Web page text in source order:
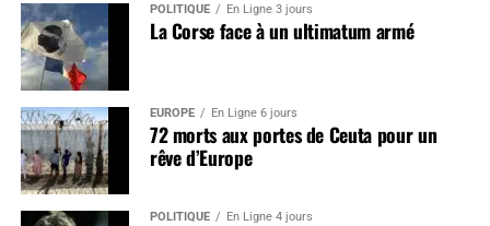
POLITIQUE En Ligne 3 jours
La Corse face à un ultimatum armé
EUROPE En Ligne 6 jours
72 morts aux portes de Ceuta pour un
rêve d’Europe
POLITIQUE En Ligne 4 jours